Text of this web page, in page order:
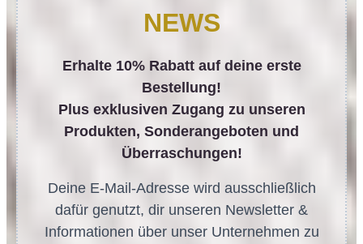
NEWS
Erhalte 10% Rabatt auf deine erste
Bestellung!
Plus exklusiven Zugang zu unseren
Produkten, Sonderangeboten und
Überraschungen!
Deine E-Mail-Adresse wird ausschließlich
dafür genutzt, dir unseren Newsletter &
Informationen über unser Unternehmen zu